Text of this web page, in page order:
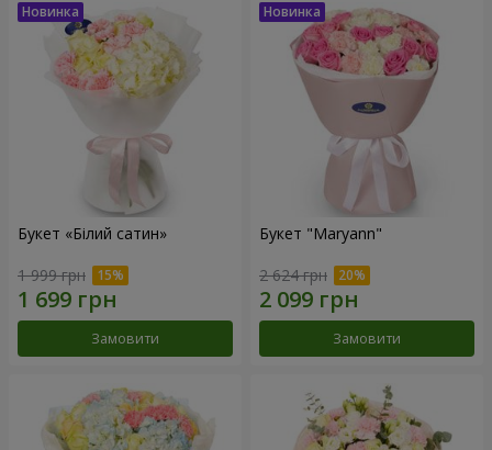
Букет «Білий сатин»
1 999 грн
Замовити
Букет "Maryann"
2 624 грн
Замовити